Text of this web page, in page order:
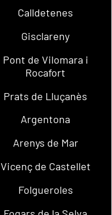
Calldetenes
Gisclareny
Pont de Vilomara i
Rocafort
Prats de Lluçanès
Argentona
Arenys de Mar
Vicenç de Castellet
Folgueroles